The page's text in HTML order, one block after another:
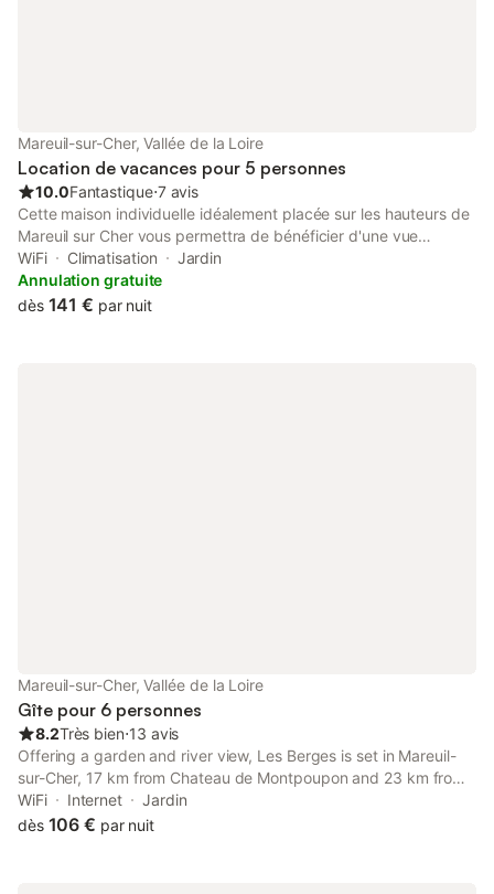
Mareuil-sur-Cher, Vallée de la Loire
Location de vacances pour 5 personnes
10.0Fantastique⋅7 avis
Cette maison individuelle idéalement placée sur les hauteurs de
Mareuil sur Cher vous permettra de bénéficier d'une vue
exceptionnelle sur la Vallée du Cher. Le fleuve se trouve à 500
m en contre-bas et vous permettra de belles ballades à vélo où
à pied. Située dans un hameau de 4 maisons au bout d'une
WiFi Climatisation
Jardin
Annulation gratuite
dès 141 € par nuit
Mareuil-sur-Cher, Vallée de la Loire
Gîte pour 6 personnes
8.2Très bien⋅13 avis
Offering a garden and river view, Les Berges is set in Mareuil-
sur-Cher, 17 km from Chateau de Montpoupon and 23 km from
Château de Chenonceau. Both free WiFi and parking on-site are
accessible at the apartment free of charge.
WiFi Internet
Jardin
dès 106 € par nuit